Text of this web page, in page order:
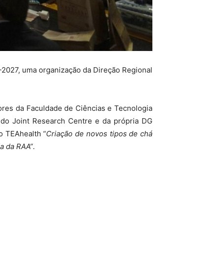
uma organização da Direção Regional
da Faculdade de Ciências e Tecnologia
Joint Research Centre e da própria DG
TEAhealth “Criação de novos tipos de chá
RAA”.